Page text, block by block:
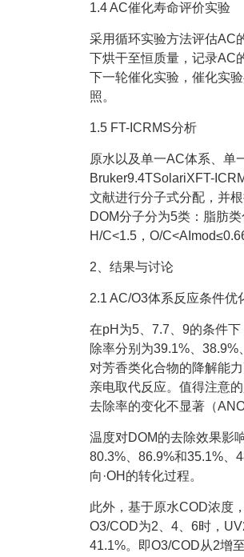
1.4 AC催化寿命评价实验
采用循环实验方法评估AC
下烘干至恒质量，记录AC
下一轮催化实验，催化实
照。
1.5 FT-ICRMS分析
原水以及单一AC体系、单
Bruker9.4TSolariXFT-
文献进行分子式分配，并
DOM分子分为5类：脂肪
H/C<1.5，O/
2、结果与讨论
2.1 AC/O3体系反应条件优
在pH为5、7.7、9的条件
除率分别为39.1%、
对芳香类化合物的降解能
亲电取代反应。值得注意
去除率的变化不显著（
温度对DOM的去除效果影
80.3%、86.9%和35.1%、
向·OH的转化过程。
此外，基于原水COD浓度
O3/COD为2、4、6时，
41.1%。即O3/COD从2增